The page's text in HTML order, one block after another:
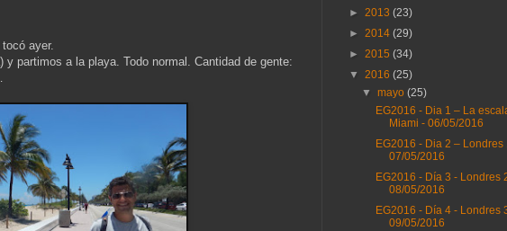
ayer.
partimos a la playa. Todo normal. Cantidad de gente:
► 2013 (23)
► 2014 (29)
► 2015 (34)
▼ 2016 (25)
▼mayo(25)
EG2016 - Dia 1 – La
Miami - 06/05/2016
EG2016 - Dia 2 – Londres
07/05/2016
EG2016 - Día 3 - Londres
08/05/2016
EG2016 - Día 4 - Londres
09/05/2016